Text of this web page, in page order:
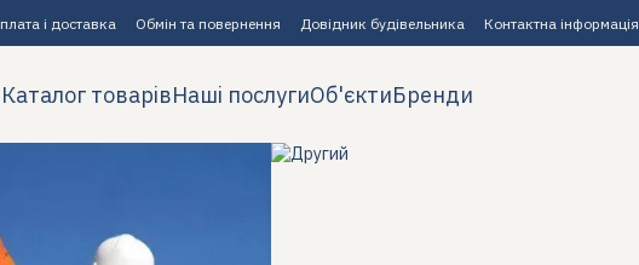
і доставка Обмін та повернення Довідник будівельника Контактна інформація
Каталог товарівНаші послугиОб'єктиБренди